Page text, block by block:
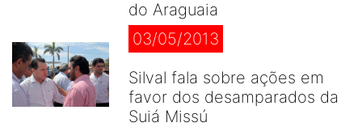
do Araguaia
03/05/2013
Silval fala sobre ações em
favor dos desamparados da
Suiá Missú